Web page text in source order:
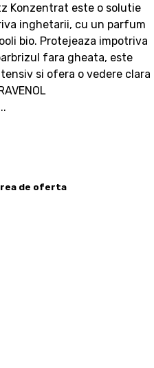
Konzentrat este o solutie
inghetarii, cu un parfum
bio. Protejeaza impotriva
fara gheata, este
si ofera o vedere clara
de oferta